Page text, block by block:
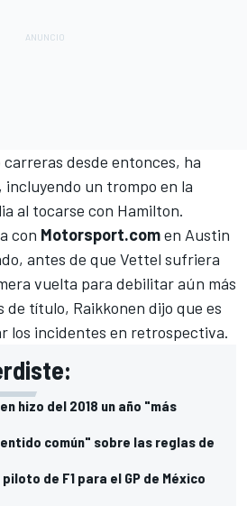
carreras desde entonces, ha
un trompo en la
al tocarse con Hamilton.
con Motorsport.comen Austin
antes de que Vettel sufriera
vuelta para debilitar aún más
de título, Raikkonen dijo que es
los incidentes en retrospectiva.
hizo del 2018 un año "más
común" sobre las reglas de
de F1 para el GP de México